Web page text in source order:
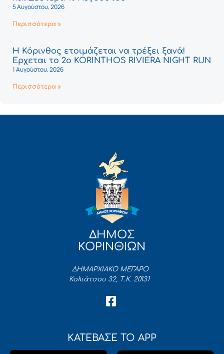
5 Αυγούστου, 2026
Περισσότερα »
Η Κόρινθος ετοιμάζεται να τρέξει ξανά!
Έρχεται το 2ο KORINTHOS RIVIERA NIGHT RUN
1 Αυγούστου, 2026
Περισσότερα »
ΔΗΜΟΣ
ΚΟΡΙΝΘΙΩΝ
ΔΗΜΑΡΧΙΑΚΟ ΜΕΓΑΡΟ
Κολιάτσου 32, Τ.Κ. 20131
ΚΑΤΕΒΑΣΕ ΤΟ APP